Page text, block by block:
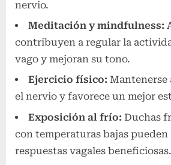
nervio.
Meditación y mindfulness:
contribuyen a regular la
vago y mejoran su tono.
Ejercicio físico:
el nervio y favorece un mejor
Exposición al frío: Duchas
con temperaturas bajas
respuestas vagales beneficiosas.